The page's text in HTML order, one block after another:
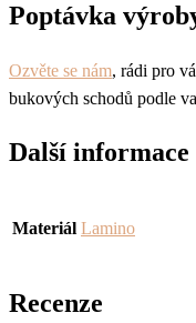
Poptávka
Ozvěte se nám, rádi pro
bukových schodů podle
Další informace
Materiál Lamino
Recenze